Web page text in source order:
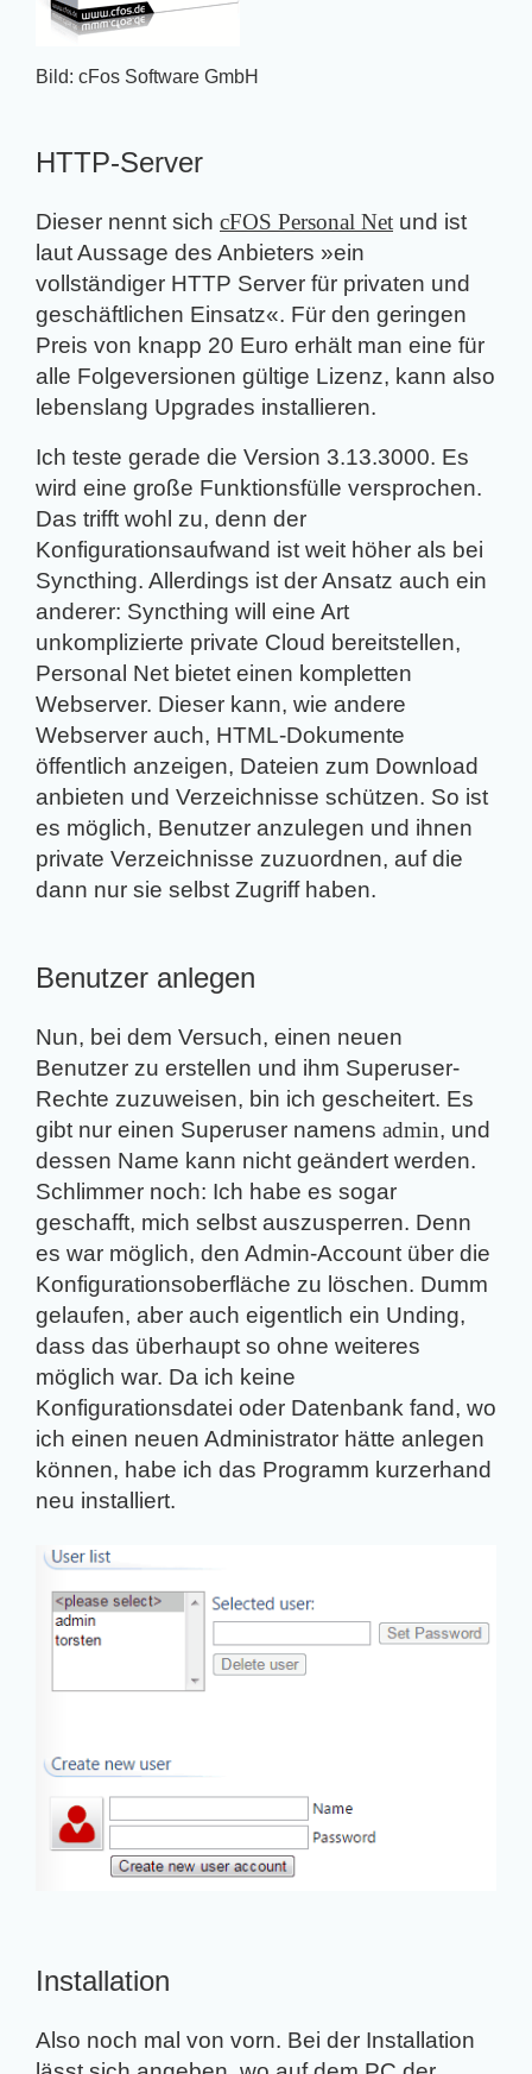
Bild: cFos Software GmbH
HTTP-Server
Dieser nennt sich cFOS Personal Net und ist
laut Aussage des Anbieters »ein
vollständiger HTTP Server für privaten und
geschäftlichen Einsatz«. Für den geringen
Preis von knapp 20 Euro erhält man eine für
alle Folgeversionen gültige Lizenz, kann also
lebenslang Upgrades installieren.
Ich teste gerade die Version 3.13.3000. Es
wird eine große Funktionsfülle versprochen.
Das trifft wohl zu, denn der
Konfigurationsaufwand ist weit höher als bei
Syncthing. Allerdings ist der Ansatz auch ein
anderer: Syncthing will eine Art
unkomplizierte private Cloud bereitstellen,
Personal Net bietet einen kompletten
Webserver. Dieser kann, wie andere
Webserver auch, HTML-Dokumente
öffentlich anzeigen, Dateien zum Download
anbieten und Verzeichnisse schützen. So ist
es möglich, Benutzer anzulegen und ihnen
private Verzeichnisse zuzuordnen, auf die
dann nur sie selbst Zugriff haben.
Benutzer anlegen
Nun, bei dem Versuch, einen neuen
Benutzer zu erstellen und ihm Superuser-
Rechte zuzuweisen, bin ich gescheitert. Es
gibt nur einen Superuser namens admin, und
dessen Name kann nicht geändert werden.
Schlimmer noch: Ich habe es sogar
geschafft, mich selbst auszusperren. Denn
es war möglich, den Admin-Account über die
Konfigurationsoberfläche zu löschen. Dumm
gelaufen, aber auch eigentlich ein Unding,
dass das überhaupt so ohne weiteres
möglich war. Da ich keine
Konfigurationsdatei oder Datenbank fand, wo
ich einen neuen Administrator hätte anlegen
können, habe ich das Programm kurzerhand
neu installiert.
Installation
Also noch mal von vorn. Bei der Installation